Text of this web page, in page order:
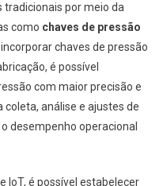
por meio da
como chaves de pressão
incorporar chaves de pressão
é possível
com maior precisão e
análise e ajustes de
desempenho operacional
IoT, é possível estabelecer